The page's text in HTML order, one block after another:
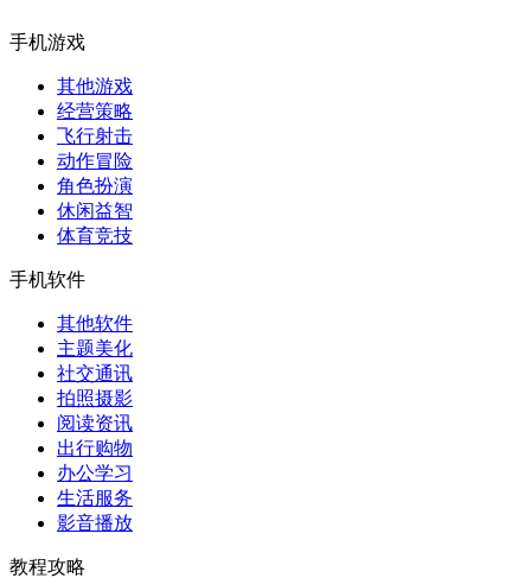
手机游戏
其他游戏
经营策略
飞行射击
动作冒险
角色扮演
休闲益智
体育竞技
手机软件
其他软件
主题美化
社交通讯
拍照摄影
阅读资讯
出行购物
办公学习
生活服务
影音播放
教程攻略